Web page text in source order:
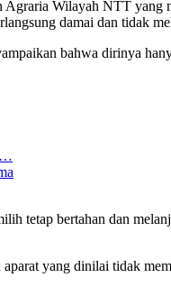
Wilayah NTT
damai dan tidak
bahwa dirinya
tetap bertahan dan
yang dinilai tidak